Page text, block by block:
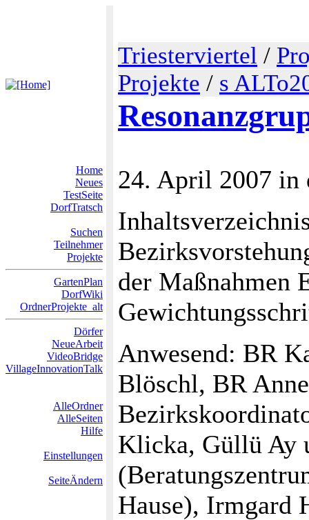
Triesterviertel /
Projekte / s
Home
Neues
TestSeite
DorfTratsch
Suchen
Teilnehmer
Projekte
GartenPlan
DorfWiki
OrdnerProjekte_alt
Dörfer
NeueArbeit
VideoBridge
VillageInnovationTalk
AlleOrdner
AlleSeiten
Hilfe
Einstellungen
SeiteÄndern
24. April 2007 in
der Maßnahmen
Anwesend: BR
Blöschl, BR
Klicka, Güllü Ay
Hause), Irmgard